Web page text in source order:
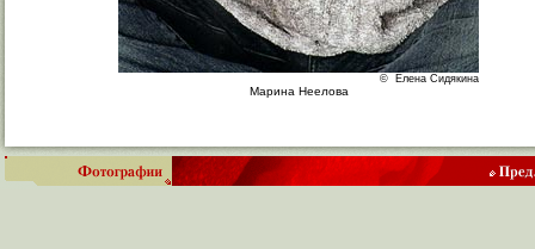
© Елена Сидякина
Марина Неелова